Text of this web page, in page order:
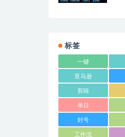
标签
一键
亚马逊
剪辑
单日
封号
工作流